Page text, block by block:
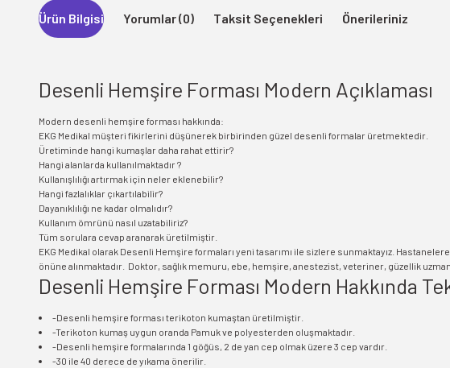
Ürün Bilgisi Yorumlar (0) Taksit Seçenekleri Önerileriniz
Desenli Hemşire Forması Modern Açıklaması
Modern desenli hemşire forması hakkında:
EKG Medikal müşteri fikirlerini düşünerek birbirinden güzel desenli formalar üretmektedir.
Üretiminde hangi kumaşlar daha rahat ettirir?
Hangi alanlarda kullanılmaktadır ?
Kullanışlılığı artırmak için neler eklenebilir?
Hangi fazlalıklar çıkartılabilir?
Dayanıklılığı ne kadar olmalıdır?
Kullanım ömrünü nasıl uzatabiliriz?
Tüm sorulara cevap aranarak üretilmiştir.
EKG Medikal olarak Desenli Hemşire formaları yeni tasarımı ile sizlere sunmaktayız.
önüne alınmaktadır. Doktor, sağlık memuru, ebe, hemşire, anestezist, veteriner, güzellik
Desenli Hemşire Forması Modern Hakkında
-Desenli hemşire forması terikoton kumaştan üretilmiştir.
-Terikoton kumaş uygun oranda Pamuk ve polyesterden oluşmaktadır.
-Desenli hemşire formalarında 1 göğüs, 2 de yan cep olmak üzere 3 cep vardır.
-30 ile 40 derece de yıkama önerilir.